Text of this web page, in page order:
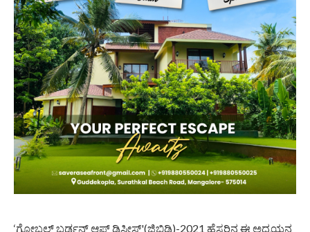
‘ಗ್ಲೋಬಲ್ ಬರ್ಡನ್ ಆಫ್ ಡಿಸೀಸ್'(ಜಿಬಿಡಿ)-2021 ಹೆಸರಿನ ಈ ಅಧ್ಯಯನ